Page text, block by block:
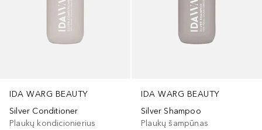
IDA WARG BEAUTY
Silver Conditioner
Plaukų kondicionierius
IDA WARG BEAUTY
Silver Shampoo
Plaukų šampūnas